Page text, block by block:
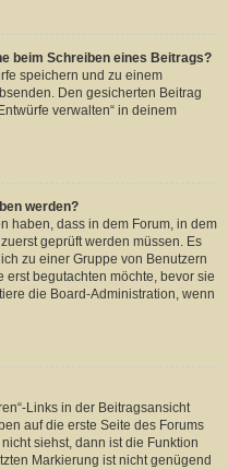
beim Schreiben eines Beitrags?
speichern und zu einem
Den gesicherten Beitrag
verwalten“ in deinem
werden?
haben, dass in dem Forum, in dem
geprüft werden müssen. Es
zu einer Gruppe von Benutzern
begutachten möchte, bevor sie
die Board-Administration, wenn
Links in der Beitragsansicht
auf die erste Seite des Forums
siehst, dann ist die Funktion
Markierung ist nicht genügend